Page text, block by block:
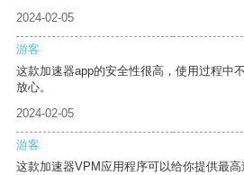
2024-02-05
游客
这款加速器app的安全性很高，使用过程中
放心。
2024-02-05
游客
这款加速器VPM应用程序可以给你提供最